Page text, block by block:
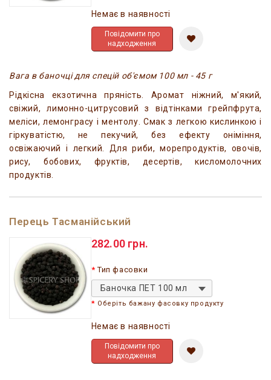
Немає в наявності
Повідомити про
надходження
Вага в баночці для спецій об'ємом 100 мл - 45 г
Рідкісна екзотична пряність. Аромат ніжний, м'який,
свіжий, лимонно-цитрусовий з відтінками грейпфрута,
меліси, лемонграсу і ментолу. Смак з легкою кислинкою і
гіркуватістю, не пекучий, без ефекту оніміння,
освіжаючий і легкий. Для риби, морепродуктів, овочів,
рису, бобових, фруктів, десертів, кисломолочних
продуктів.
Перець Тасманійський
282.00 грн.
Тип фасовки
Баночка ПЕТ 100 мл
Оберіть бажану фасовку продукту
Немає в наявності
Повідомити про
надходження